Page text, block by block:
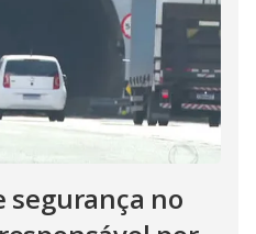
segurança no